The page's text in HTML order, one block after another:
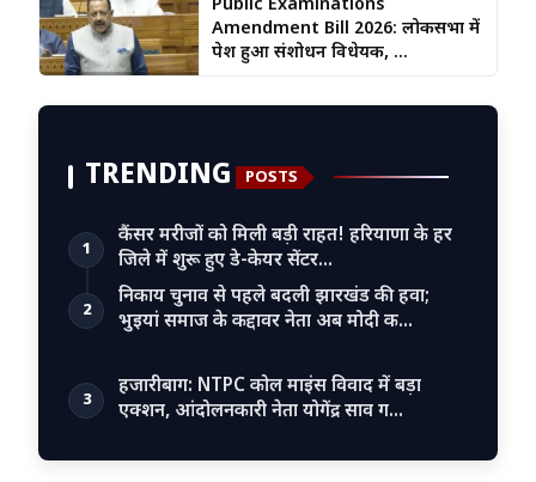
Public Examinations
Amendment Bill 2026: लोकसभा में
पेश हुआ संशोधन विधेयक, ...
TRENDING POSTS
1
कैंसर मरीजों को मिली बड़ी राहत! हरियाणा के हर
जिले में शुरू हुए डे-केयर सेंटर…
2
निकाय चुनाव से पहले बदली झारखंड की हवा;
भुइयां समाज के कद्दावर नेता अब मोदी क…
3
हजारीबाग: NTPC कोल माइंस विवाद में बड़ा
एक्शन, आंदोलनकारी नेता योगेंद्र साव ग…